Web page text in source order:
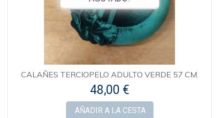
CALAÑES TERCIOPELO ADULTO VERDE 57 CM.
48,00 €
AÑADIR A LA CESTA